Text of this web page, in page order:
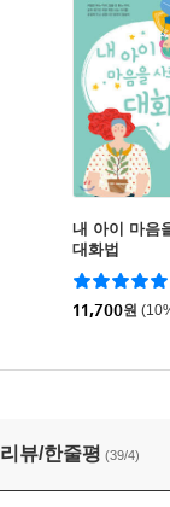
내 아이 마음
대화법
11,700원
리뷰/한줄평 (39/4)